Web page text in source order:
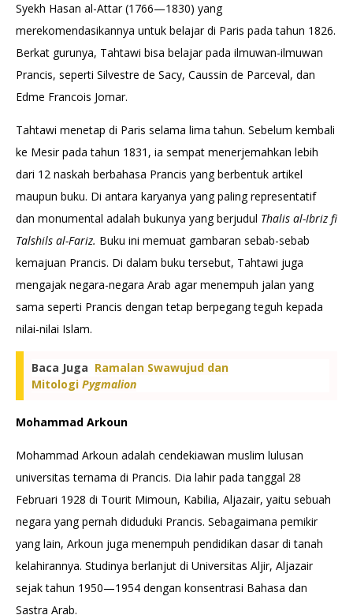
Syekh Hasan al-Attar (1766—1830) yang
merekomendasikannya untuk belajar di Paris pada tahun 1826.
Berkat gurunya, Tahtawi bisa belajar pada ilmuwan-ilmuwan
Prancis, seperti Silvestre de Sacy, Caussin de Parceval, dan
Edme Francois Jomar.
Tahtawi menetap di Paris selama lima tahun. Sebelum kembali
ke Mesir pada tahun 1831, ia sempat menerjemahkan lebih
dari 12 naskah berbahasa Prancis yang berbentuk artikel
maupun buku. Di antara karyanya yang paling representatif
dan monumental adalah bukunya yang berjudul Thalis al-Ibriz fi
Talshils al-Fariz. Buku ini memuat gambaran sebab-sebab
kemajuan Prancis. Di dalam buku tersebut, Tahtawi juga
mengajak negara-negara Arab agar menempuh jalan yang
sama seperti Prancis dengan tetap berpegang teguh kepada
nilai-nilai Islam.
Baca Juga Ramalan Swawujud dan
Mitologi Pygmalion
Mohammad Arkoun
Mohammad Arkoun adalah cendekiawan muslim lulusan
universitas ternama di Prancis. Dia lahir pada tanggal 28
Februari 1928 di Tourit Mimoun, Kabilia, Aljazair, yaitu sebuah
negara yang pernah diduduki Prancis. Sebagaimana pemikir
yang lain, Arkoun juga menempuh pendidikan dasar di tanah
kelahirannya. Studinya berlanjut di Universitas Aljir, Aljazair
sejak tahun 1950—1954 dengan konsentrasi Bahasa dan
Sastra Arab.